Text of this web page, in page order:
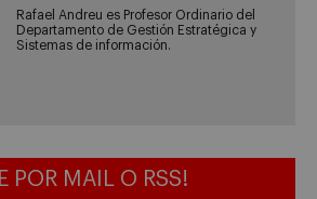
Rafael Andreu es Profesor Ordinario del
Departamento de Gestión Estratégica y
Sistemas de información.
POR MAIL O RSS!